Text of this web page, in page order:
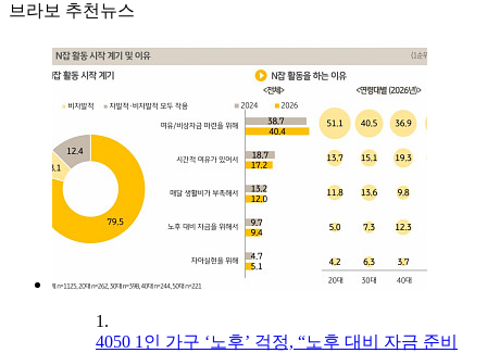
브라보 추천뉴스
1.
4050 1인 가구 ‘노후’ 걱정, “노후 대비 자금 준비